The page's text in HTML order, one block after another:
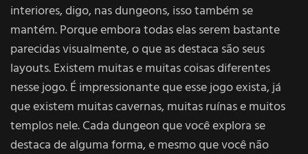
interiores, digo, nas dungeons, isso também se
mantém. Porque embora todas elas serem bastante
parecidas visualmente, o que as destaca são seus
layouts. Existem muitas e muitas coisas diferentes
nesse jogo. É impressionante que esse jogo exista, já
que existem muitas cavernas, muitas ruínas e muitos
templos nele. Cada dungeon que você explora se
destaca de alguma forma, e mesmo que você não